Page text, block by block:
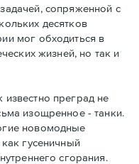
сопряженной с
десятков
мог обходиться в
жизней, но так и
преград не
изощренное - танки.
новомодные
гусеничный
сгорания.